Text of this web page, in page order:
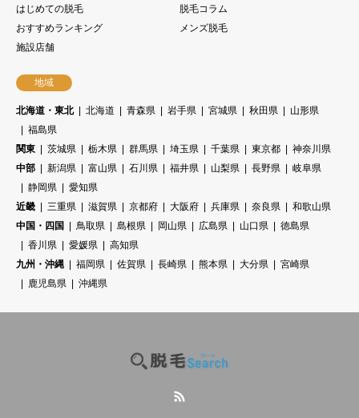
はじめての脱毛
脱毛コラム
おすすめランキング
メンズ脱毛
施設店舗
地域
北海道・東北 北海道 青森県 岩手県 宮城県 秋田県
山形県
福島県
関東
茨城県 栃木県 群馬県 埼玉県 千葉県 東京都
神奈川県
中部
新潟県 富山県 石川県 福井県 山梨県 長野県
岐阜県
静岡県
愛知県
近畿
三重県 滋賀県 京都府 大阪府 兵庫県 奈良県
和歌山県
中国・四国
鳥取県 島根県 岡山県 広島県 山口県
徳島県
香川県
愛媛県
高知県
九州・沖縄
福岡県 佐賀県 長崎県 熊本県 大分県
宮崎県
鹿児島県
沖縄県